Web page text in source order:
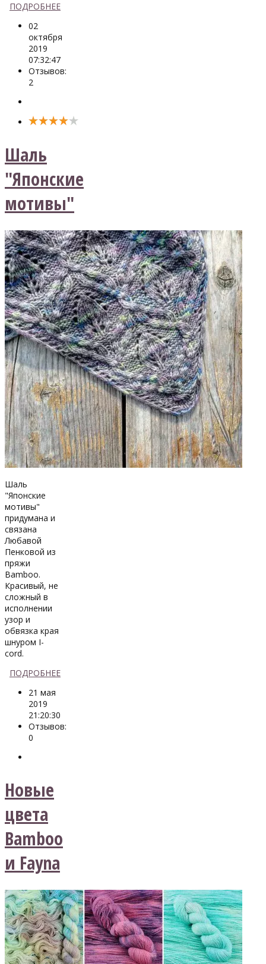
ПОДРОБНЕЕ
02
октября
2019
07:32:47
Отзывов:
2
Шаль
"Японские
мотивы"
Шаль
"Японские
мотивы"
придумана и
связана
Любавой
Пенковой из
пряжи
Bamboo.
Красивый, не
сложный в
исполнении
узор и
обвязка края
шнуром I-
cord.
ПОДРОБНЕЕ
21 мая
2019
21:20:30
Отзывов:
0
Новые
цвета
Bamboo
и Fayna